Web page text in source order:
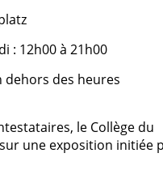
: 12h00 à 21h00
dehors des heures
le Collège du
une exposition initiée